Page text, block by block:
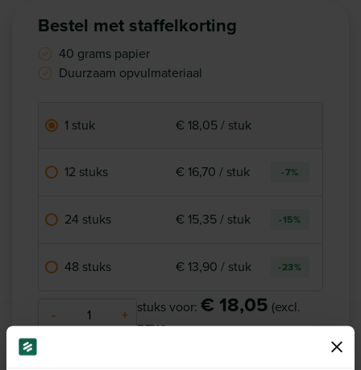
Bestel met staffelkorting
40 grams papier
Duurzaam opvulmateriaal
1 stuk € 18,05 / stuk
12 stuks € 16,70 / stuk -7%
24 stuks € 15,35 / stuk -15%
48 stuks € 13,90 / stuk -23%
- + stuks voor: € 18,05 (excl.
BTW)